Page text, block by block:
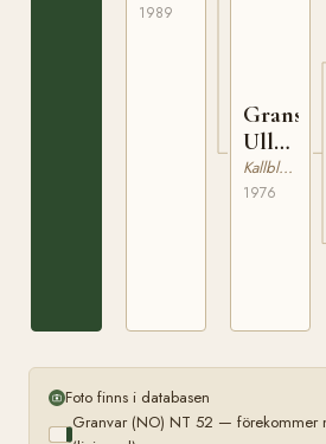
1989
Grans
Ulla
(NO)
Kallblodig Travare
1976
Foto finns i databasen
Granvar (NO) NT 52 — förekommer